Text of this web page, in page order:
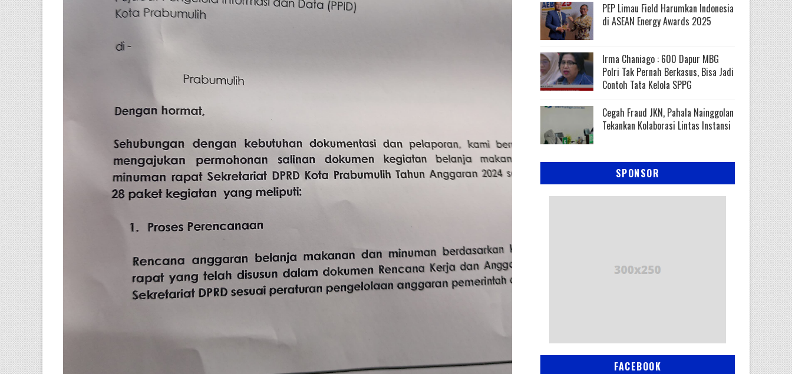
PEP Limau Field Harumkan Indonesia
di ASEAN Energy Awards 2025
Irma Chaniago : 600 Dapur MBG
Polri Tak Pernah Berkasus, Bisa Jadi
Contoh Tata Kelola SPPG
Cegah Fraud JKN, Pahala Nainggolan
Tekankan Kolaborasi Lintas Instansi
SPONSOR
FACEBOOK